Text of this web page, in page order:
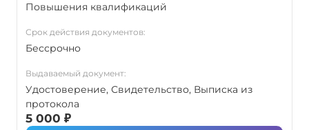
Повышения квалификаций
Срок действия документов:
Бессрочно
Выдаваемый документ:
Удостоверение, Свидетельство, Выписка из
протокола
5 000 ₽